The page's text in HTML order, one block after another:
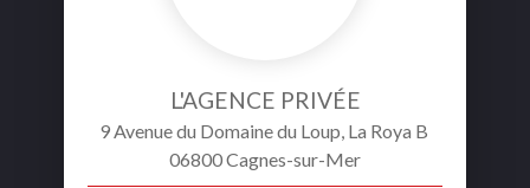
L'AGENCE PRIVÉE
9 Avenue du Domaine du Loup, La Roya B
06800 Cagnes-sur-Mer